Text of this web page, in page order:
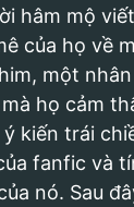
hâm mộ
của họ về
một
họ cảm
kiến trái
fanfic và
nó. Sau